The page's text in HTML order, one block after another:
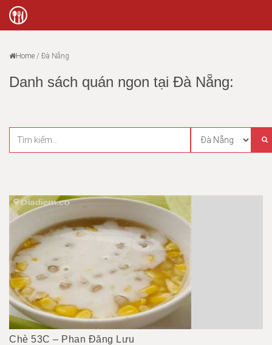
Home / Đà Nẵng
Danh sách quán ngon tại Đà Nẵng:
Chè 53C – Phan Đăng Lưu